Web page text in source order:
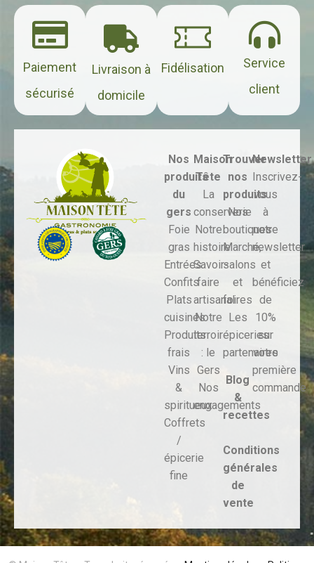
Paiement
sécurisé
Livraison à
domicile
Fidélisation
Service
client
Nos
produits
du
gers
Foie
gras
Entrées
Confits
Plats
cuisinés
Produits
frais
Vins
&
spiritueux
Coffrets
/
épicerie
fine
Maison
Tête
La
conserverie
Notre
histoire
Savoir-
faire
artisanal
Notre
terroir
: le
Gers
Nos
engagements
Trouver
nos
produits
Nos
boutiques
Marché,
salons
et
foires
Les
épiceries
partenaires
Blog
&
recettes
Conditions
générales
de
vente
Newsletter
Inscrivez-
vous
à
notre
newsletter
et
bénéficiez
de
10%
sur
votre
première
commande